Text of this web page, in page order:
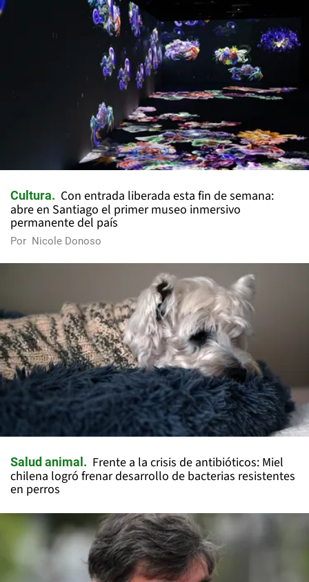
Cultura
Con entrada liberada esta fin de semana:
abre en Santiago el primer museo inmersivo
permanente del país
Por Nicole Donoso
Salud animal
Frente a la crisis de antibióticos: Miel
chilena logró frenar desarrollo de bacterias resistentes
en perros